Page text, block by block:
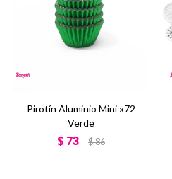
Pirotín Aluminio Mini x72
Verde
$ 73 $86